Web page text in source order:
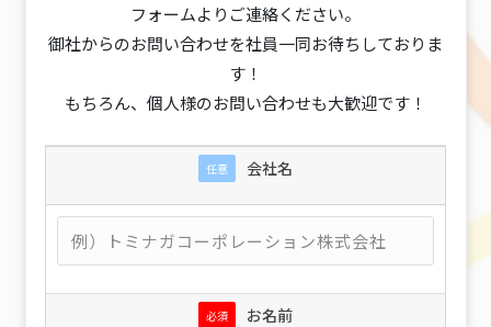
フォームよりご連絡ください。
御社からのお問い合わせを社員一同お待ちしておりま
す！
もちろん、個人様のお問い合わせも大歓迎です！
任意 会社名
必須 お名前